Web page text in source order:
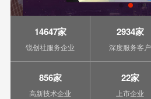
14647家
锐创社服务企业
2934家
深度服务客户
856家
高新技术企业
22家
上市企业